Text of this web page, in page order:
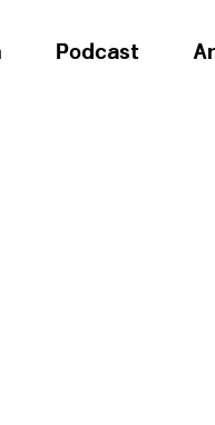
Podcast